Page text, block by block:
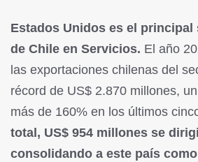
Estados Unidos es el
de Chile en Servicios. El año
las exportaciones chilenas del
récord de US$ 2.870 millones,
más de 160% en los últimos
total, US$ 954 millones se
consolidando a este país